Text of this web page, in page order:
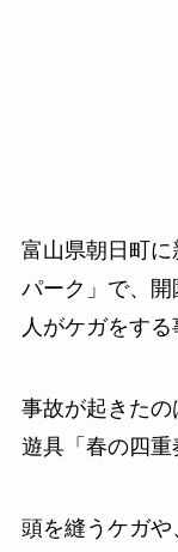
富山県朝日町
パーク」で、
人がケガをする
事故が起きた
遊具「春の四重
頭を縫うケガ